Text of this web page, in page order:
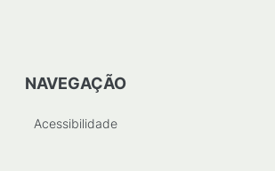
NAVEGAÇÃO
Acessibilidade